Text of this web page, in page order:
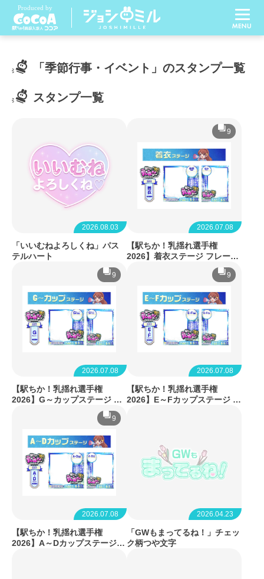
「季節行事・イベント」のスタンプ一覧
スタンプ一覧
2026.08.03
「いいむねよろしくね」パス
テルハート
9
2026.07.08
【駅ちか！乳揺れ選手権
2026】着衣ステージ フレーム
9
2026.07.08
【駅ちか！乳揺れ選手権
2026】G～カップステージ フ
レーム&スタンプセット
9
2026.07.08
【駅ちか！乳揺れ選手権
2026】E～Fカップステージ フ
9
2026.07.08
【駅ちか！乳揺れ選手権
2026】A～Dカップステージ
2026.04.23
「GWもまってるね！」チェッ
ク柄つや文字